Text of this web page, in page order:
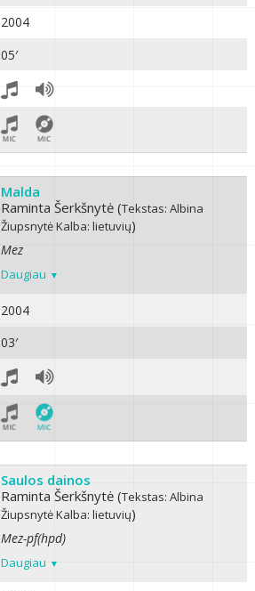
2004
05′
Malda
Raminta Šerkšnytė (Tekstas: Albina
ŽiupsnytėKalba: lietuvių)
Mez
Daugiau
2004
03′
Saulos dainos
Raminta Šerkšnytė (Tekstas: Albina
ŽiupsnytėKalba: lietuvių)
Mez-pf(hpd)
Daugiau